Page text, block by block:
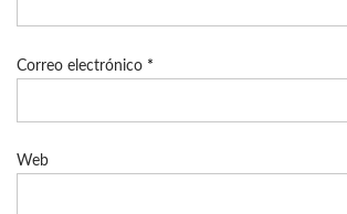
Correo electrónico *
Web